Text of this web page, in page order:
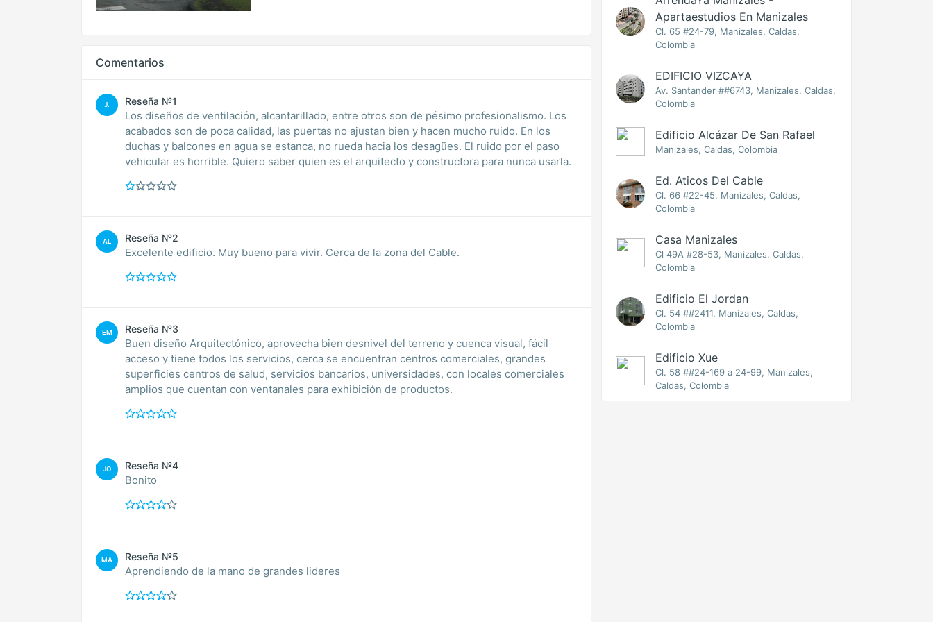
Comentarios
J. Reseña №1
Los diseños de ventilación, alcantarillado, entre otros son de pésimo profesionalismo. Los
acabados son de poca calidad, las puertas no ajustan bien y hacen mucho ruido. En los
duchas y balcones en agua se estanca, no rueda hacia los desagües. El ruido por el paso
vehicular es horrible. Quiero saber quien es el arquitecto y constructora para nunca usarla.
AL Reseña №2
Excelente edificio. Muy bueno para vivir. Cerca de la zona del Cable.
EM Reseña №3
Buen diseño Arquitectónico, aprovecha bien desnivel del terreno y cuenca visual, fácil
acceso y tiene todos los servicios, cerca se encuentran centros comerciales, grandes
superficies centros de salud, servicios bancarios, universidades, con locales comerciales
amplios que cuentan con ventanales para exhibición de productos.
JO Reseña №4
Bonito
MA Reseña №5
Aprendiendo de la mano de grandes lideres
Apartaestudios En Manizales
Cl. 65 #24-79, Manizales, Caldas,
Colombia
EDIFICIO VIZCAYA
Av. Santander ##6743, Manizales, Caldas,
Colombia
Edificio Alcázar De San Rafael
Manizales, Caldas, Colombia
Ed. Aticos Del Cable
Cl. 66 #22-45, Manizales, Caldas,
Colombia
Casa Manizales
Cl 49A #28-53, Manizales, Caldas,
Colombia
Edificio El Jordan
Cl. 54 ##2411, Manizales, Caldas,
Colombia
Edificio Xue
Cl. 58 ##24-169 a 24-99, Manizales,
Caldas, Colombia